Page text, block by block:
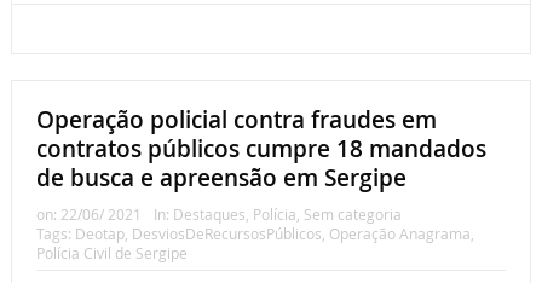
Operação policial contra fraudes em
contratos públicos cumpre 18 mandados
de busca e apreensão em Sergipe
on: 22/06/ 2021 In: Destaques, Polícia, Sem categoria
Tags: Deotap, DesviosDeRecursosPúblicos, Operação Anagrama,
Polícia Civil de Sergipe